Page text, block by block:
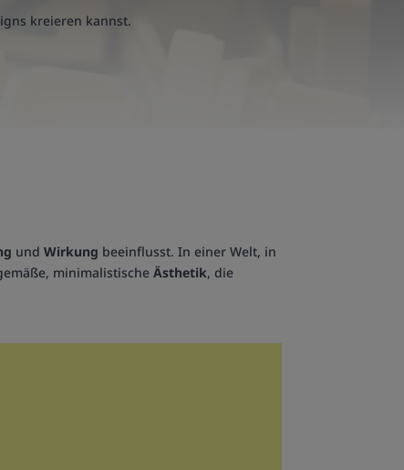
kreieren kannst.
undWirkung beeinflusst. In einer Welt, in
minimalistischeÄsthetik, die